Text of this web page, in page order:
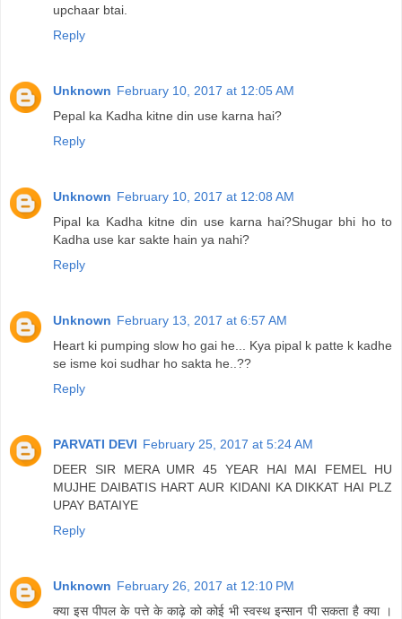
upchaar btai.
Reply
Unknown February 10, 2017 at 12:05 AM
Pepal ka Kadha kitne din use karna hai?
Reply
Unknown February 10, 2017 at 12:08 AM
Pipal ka Kadha kitne din use karna hai?Shugar bhi ho to
Kadha use kar sakte hain ya nahi?
Reply
Unknown February 13, 2017 at 6:57 AM
Heart ki pumping slow ho gai he... Kya pipal k patte k kadhe
se isme koi sudhar ho sakta he..??
Reply
PARVATI DEVI February 25, 2017 at 5:24 AM
DEER SIR MERA UMR 45 YEAR HAI MAI FEMEL HU
MUJHE DAIBATIS HART AUR KIDANI KA DIKKAT HAI PLZ
UPAY BATAIYE
Reply
Unknown February 26, 2017 at 12:10 PM
क्या इस पीपल के पत्ते के काढ़े को कोई भी स्वस्थ इन्सान पी सकता है क्या ।